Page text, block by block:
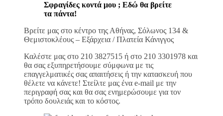
Σφραγίδες κοντά μου ; Εδώ θα βρείτε
τα πάντα!
Βρείτε μας στο κέντρο της Αθήνας, Σόλωνος 134 &
Θεμιστοκλέους – Εξάρχεια / Πλατεία Κάνιγγος
Καλέστε μας στο 210 3827515 ή στο 210 3301978 και
θα σας εξυπηρετήσουμε σύμφωνα με τις
επαγγελματικές σας απαιτήσεις ή την κατασκευή που
θέλετε να κάνετε! Στείλτε μας ένα e-mail με την
περιγραφή σας και θα σας ενημερώσουμε για τον
τρόπο δουλειάς και το κόστος.